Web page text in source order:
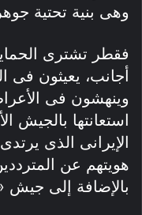
وهى بنية تحتية
فقطر تشترى
أجانب، يعيثون فى
وينهشون فى
استعانتها بالجيش
الإيرانى الذى
هويتهم عن
بالإضافة إلى جيش